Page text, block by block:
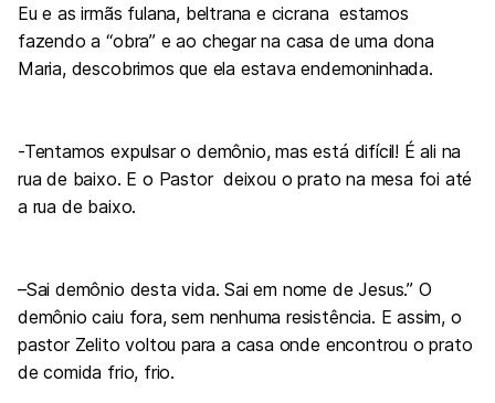
Eu e as irmãs fulana, beltrana e cicrana estamos
fazendo a “obra” e ao chegar na casa de uma dona
Maria, descobrimos que ela estava endemoninhada.
-Tentamos expulsar o demônio, mas está difícil! É ali na
rua de baixo. E o Pastordeixou o prato na mesa foi até
a rua de baixo.
–Sai demônio desta vida. Sai em nome de Jesus.” O
demônio caiu fora, sem nenhuma resistência. E assim, o
pastor Zelito voltou para a casa onde encontrou o prato
de comida frio, frio.